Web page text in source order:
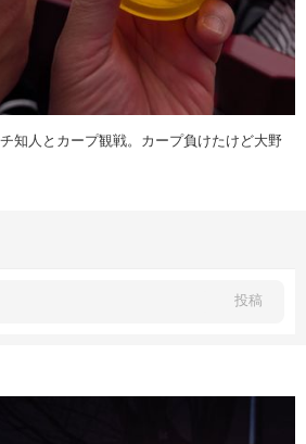
知人とカープ観戦。カープ負けたけど大野
投稿